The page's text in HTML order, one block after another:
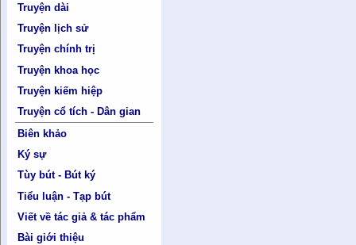
Truyện dài
Truyện lịch sử
Truyện chính trị
Truyện khoa học
Truyện kiếm hiệp
Truyện cổ tích - Dân gian
Biên khảo
Ký sự
Tùy bút - Bút ký
Tiểu luận - Tạp bút
Viết về tác giả & tác phẩm
Bài giới thiệu